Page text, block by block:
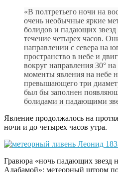
«В полтретьего ночи на
очень необычные яркие
болидов и падающих звезд
течение четырех часов.
направлении с севера на
пространство в небе и
вокруг направления 30°
моменты явления на небе
превышающего три
был бы заполнен
болидами и падающими
Явление продолжалось на
ночи и до четырех часов утра.
Гравюра «ночь падающих звезд
Алабамой»: метеорный шторм